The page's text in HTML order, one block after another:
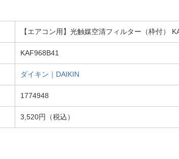
【エアコン用】光触媒空清フィルター（枠付）
KAF968B41
ダイキン｜DAIKIN
1774948
3,520円（税込）